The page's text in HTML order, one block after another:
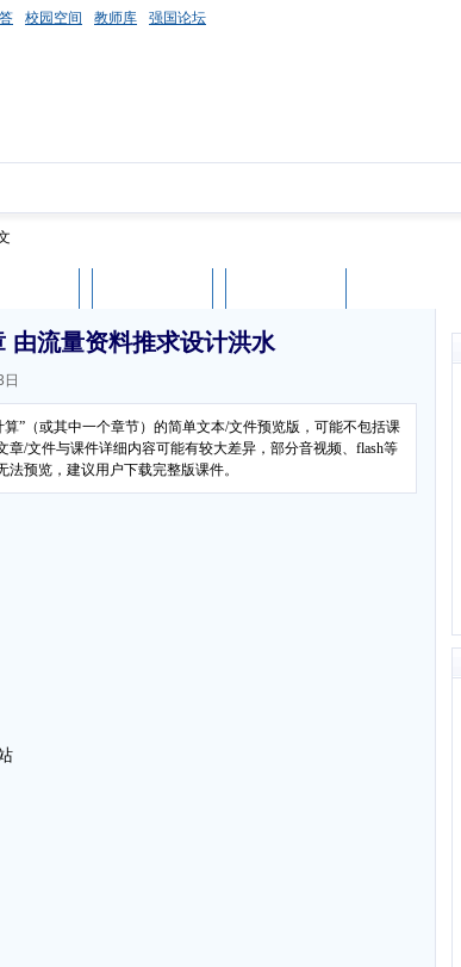
校园空间 教师库 强国论坛
由流量资料推求设计洪水
”（或其中一个章节）的简单文本/文件预览版，可能不包括课
/文件与课件详细内容可能有较大差异，部分音视频、flash等
预览，建议用户下载完整版课件。